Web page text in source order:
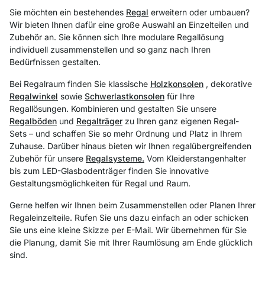
Sie möchten ein bestehendes Regal erweitern oder umbauen?
Wir bieten Ihnen dafür eine große Auswahl an Einzelteilen und
Zubehör an. Sie können sich Ihre modulare Regallösung
individuell zusammenstellen und so ganz nach Ihren
Bedürfnissen gestalten.
Bei Regalraum finden Sie klassische Holzkonsolen , dekorative
Regalwinkel sowie Schwerlastkonsolen für Ihre
Regallösungen. Kombinieren und gestalten Sie unsere
Regalböden und Regalträger zu Ihren ganz eigenen Regal-
Sets – und schaffen Sie so mehr Ordnung und Platz in Ihrem
Zuhause. Darüber hinaus bieten wir Ihnen regalübergreifenden
Zubehör für unsere Regalsysteme. Vom Kleiderstangenhalter
bis zum LED-Glasbodenträger finden Sie innovative
Gestaltungsmöglichkeiten für Regal und Raum.
Gerne helfen wir Ihnen beim Zusammenstellen oder Planen Ihrer
Regaleinzelteile. Rufen Sie uns dazu einfach an oder schicken
Sie uns eine kleine Skizze per E-Mail. Wir übernehmen für Sie
die Planung, damit Sie mit Ihrer Raumlösung am Ende glücklich
sind.